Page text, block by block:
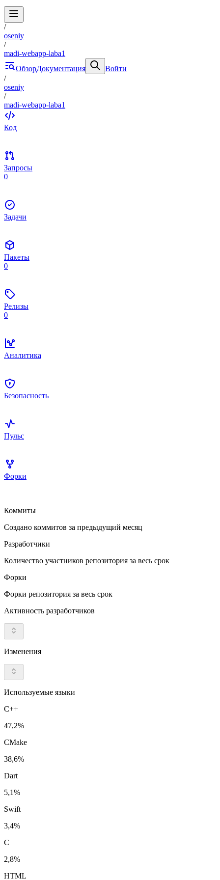
/
oseniy
/
madi-webapp-laba1
ОбзорДокументация
Войти
/
oseniy
/
madi-webapp-laba1
Код
Запросы
0
Задачи
Пакеты
0
Релизы
0
Аналитика
Безопасность
Пульс
Форки
Коммиты
Создано коммитов за предыдущий месяц
Разработчики
Количество участников репозитория за весь срок
Форки
Форки репозитория за весь срок
Активность разработчиков
Изменения
Используемые языки
C++
47,2%
CMake
38,6%
Dart
5,1%
Swift
3,4%
C
2,8%
HTML